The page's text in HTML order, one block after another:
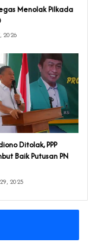
Menolak Pilkada
2026
Ditolak, PPP
Baik Putusan PN
2025